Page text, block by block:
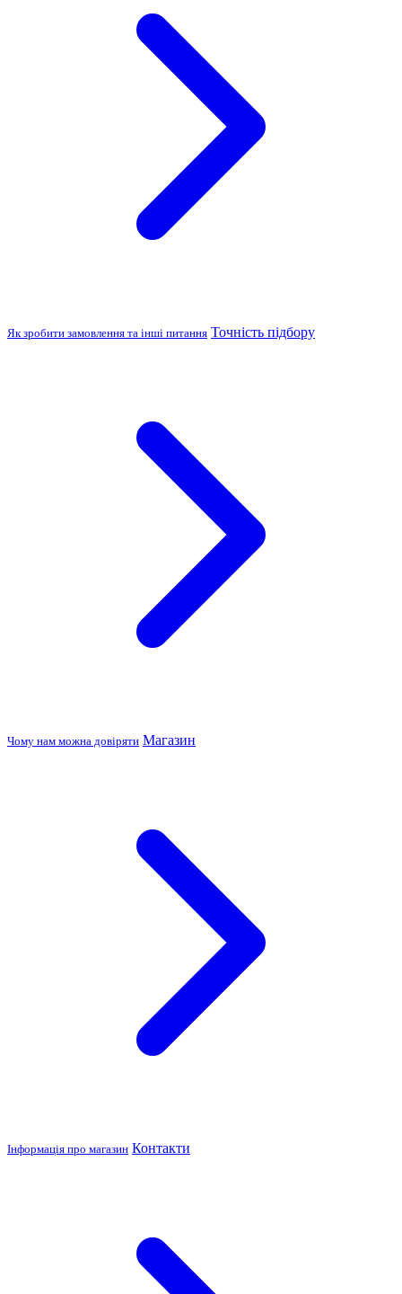
Як зробити замовлення та інші питання Точність підбору
Чому нам можна довіряти Магазин
Інформація про магазин Контакти